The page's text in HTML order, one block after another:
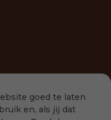
goed te laten
en, als jij dat